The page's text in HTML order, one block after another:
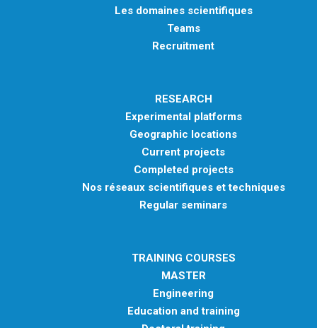
Les domaines scientifiques
Teams
Recruitment
RESEARCH
Experimental platforms
Geographic locations
Current projects
Completed projects
Nos réseaux scientifiques et techniques
Regular seminars
TRAINING COURSES
MASTER
Engineering
Education and training